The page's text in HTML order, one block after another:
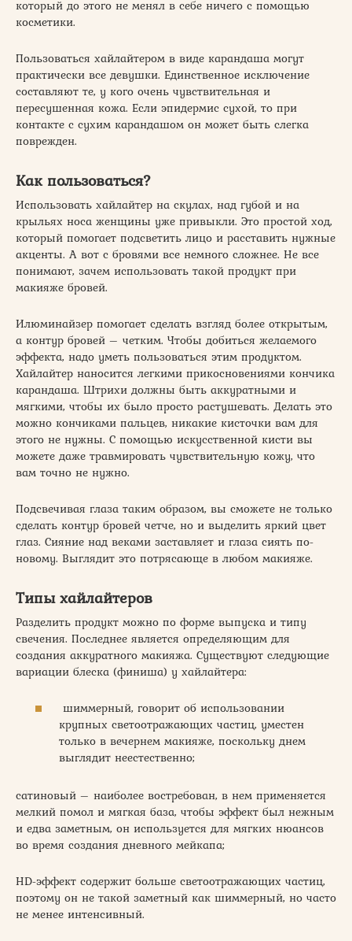
который до этого не менял в себе ничего с помощью
косметики.
Пользоваться хайлайтером в виде карандаша могут
практически все девушки. Единственное исключение
составляют те, у кого очень чувствительная и
пересушенная кожа. Если эпидермис сухой, то при
контакте с сухим карандашом он может быть слегка
поврежден.
Как пользоваться?
Использовать хайлайтер на скулах, над губой и на
крыльях носа женщины уже привыкли. Это простой ход,
который помогает подсветить лицо и расставить нужные
акценты. А вот с бровями все немного сложнее. Не все
понимают, зачем использовать такой продукт при
макияже бровей.
Илюминайзер помогает сделать взгляд более открытым,
а контур бровей – четким. Чтобы добиться желаемого
эффекта, надо уметь пользоваться этим продуктом.
Хайлайтер наносится легкими прикосновениями кончика
карандаша. Штрихи должны быть аккуратными и
мягкими, чтобы их было просто растушевать. Делать это
можно кончиками пальцев, никакие кисточки вам для
этого не нужны. С помощью искусственной кисти вы
можете даже травмировать чувствительную кожу, что
вам точно не нужно.
Подсвечивая глаза таким образом, вы сможете не только
сделать контур бровей четче, но и выделить яркий цвет
глаз. Сияние над веками заставляет и глаза сиять по-
новому. Выглядит это потрясающе в любом макияже.
Типы хайлайтеров
Разделить продукт можно по форме выпуска и типу
свечения. Последнее является определяющим для
создания аккуратного макияжа. Существуют следующие
вариации блеска (финиша) у хайлайтера:
шиммерный, говорит об использовании
крупных светоотражающих частиц, уместен
только в вечернем макияже, поскольку днем
выглядит неестественно;
сатиновый – наиболее востребован, в нем применяется
мелкий помол и мягкая база, чтобы эффект был нежным
и едва заметным, он используется для мягких нюансов
во время создания дневного мейкапа;
HD-эффект содержит больше светоотражающих частиц,
поэтому он не такой заметный как шиммерный, но часто
не менее интенсивный.